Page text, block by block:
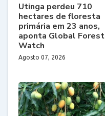
Utinga perdeu 710
hectares de floresta
primária em 23 anos,
aponta Global Forest
Watch
Agosto 07, 2026